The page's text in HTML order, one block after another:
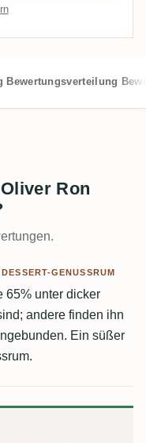
Bewertungsverteilung
Ron
GENUSSRUM
65% unter dicker
andere finden ihn
Ein süßer